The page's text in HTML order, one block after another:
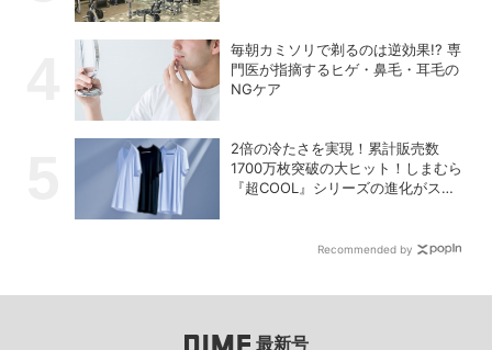
毎朝カミソリで剃るのは逆効果!? 専
門医が指摘するヒゲ・鼻毛・耳毛の
NGケア
2倍の冷たさを実現！累計販売数
1700万枚突破の大ヒット！しまむら
『超COOL』シリーズの進化がスゴ
Recommended by
最新号